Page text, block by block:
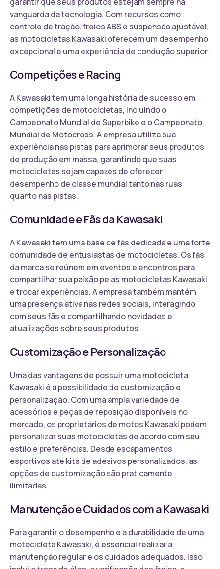
vanguarda da tecnologia. Com recursos como
controle de tração, freios ABS e suspensão ajustável,
as motocicletas Kawasaki oferecem um desempenho
excepcional e uma experiência de condução superior.
Competições e Racing
A Kawasaki tem uma longa história de sucesso em
competições de motocicletas, incluindo o
Campeonato Mundial de Superbike e o Campeonato
Mundial de Motocross. A empresa utiliza sua
experiência nas pistas para aprimorar seus produtos
de produção em massa, garantindo que suas
motocicletas sejam capazes de oferecer
desempenho de classe mundial tanto nas ruas
quanto nas pistas.
Comunidade e Fãs da Kawasaki
A Kawasaki tem uma base de fãs dedicada e uma forte
comunidade de entusiastas de motocicletas. Os fãs
da marca se reúnem em eventos e encontros para
compartilhar sua paixão pelas motocicletas Kawasaki
e trocar experiências. A empresa também mantém
uma presença ativa nas redes sociais, interagindo
com seus fãs e compartilhando novidades e
atualizações sobre seus produtos.
Customização e Personalização
Uma das vantagens de possuir uma motocicleta
Kawasaki é a possibilidade de customização e
personalização. Com uma ampla variedade de
acessórios e peças de reposição disponíveis no
mercado, os proprietários de motos Kawasaki podem
personalizar suas motocicletas de acordo com seu
estilo e preferências. Desde escapamentos
esportivos até kits de adesivos personalizados, as
opções de customização são praticamente
ilimitadas.
Manutenção e Cuidados com a Kawasaki
Para garantir o desempenho e a durabilidade de uma
motocicleta Kawasaki, é essencial realizar a
manutenção regular e os cuidados adequados. Isso